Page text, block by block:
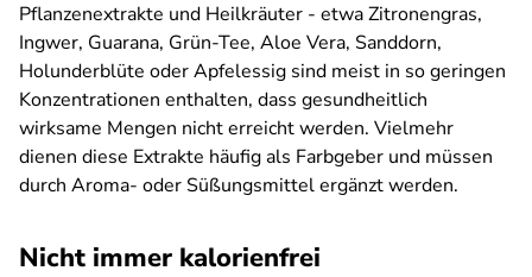
Pflanzenextrakte und Heilkräuter - etwa Zitronengras,
Ingwer, Guarana, Grün-Tee, Aloe Vera, Sanddorn,
Holunderblüte oder Apfelessig sind meist in so geringen
Konzentrationen enthalten, dass gesundheitlich
wirksame Mengen nicht erreicht werden. Vielmehr
dienen diese Extrakte häufig als Farbgeber und müssen
durch Aroma- oder Süßungsmittel ergänzt werden.
Nicht immer kalorienfrei